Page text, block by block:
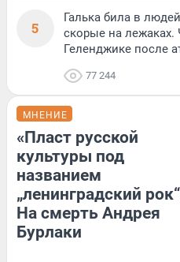
5
Галька била в
скорые на лежаках.
Геленджике после
77 244
МНЕНИЕ
«Пласт русской
культуры под
названием
„ленинградский
На смерть Андрея
Бурлаки